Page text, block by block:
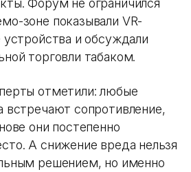
Форум не ограничился
зоне показывали VR-
устройства и обсуждали
торговли табаком.
отметили: любые
встречают сопротивление,
они постепенно
А снижение вреда нельзя
решением, но именно